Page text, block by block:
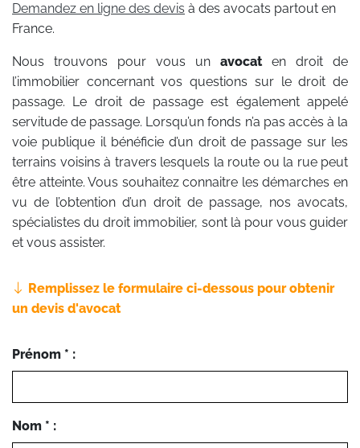
Demandez en ligne des devis à des avocats partout en
France.
Nous trouvons pour vous un avocat en droit de
l’immobilier concernant vos questions sur le droit de
passage. Le droit de passage est également appelé
servitude de passage. Lorsqu’un fonds n’a pas accès à la
voie publique il bénéficie d’un droit de passage sur les
terrains voisins à travers lesquels la route ou la rue peut
être atteinte. Vous souhaitez connaitre les démarches en
vu de l’obtention d’un droit de passage, nos avocats,
spécialistes du droit immobilier, sont là pour vous guider
et vous assister.
Remplissez le formulaire ci-dessous pour obtenir
un devis d'avocat
Prénom * :
Nom * :